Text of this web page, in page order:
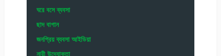
ঘরে বসে ব্যবসা
ছাদ বাগান
জনপ্রিয় ব্যবসা আইডিয়া
নারী উদ্যোক্তা